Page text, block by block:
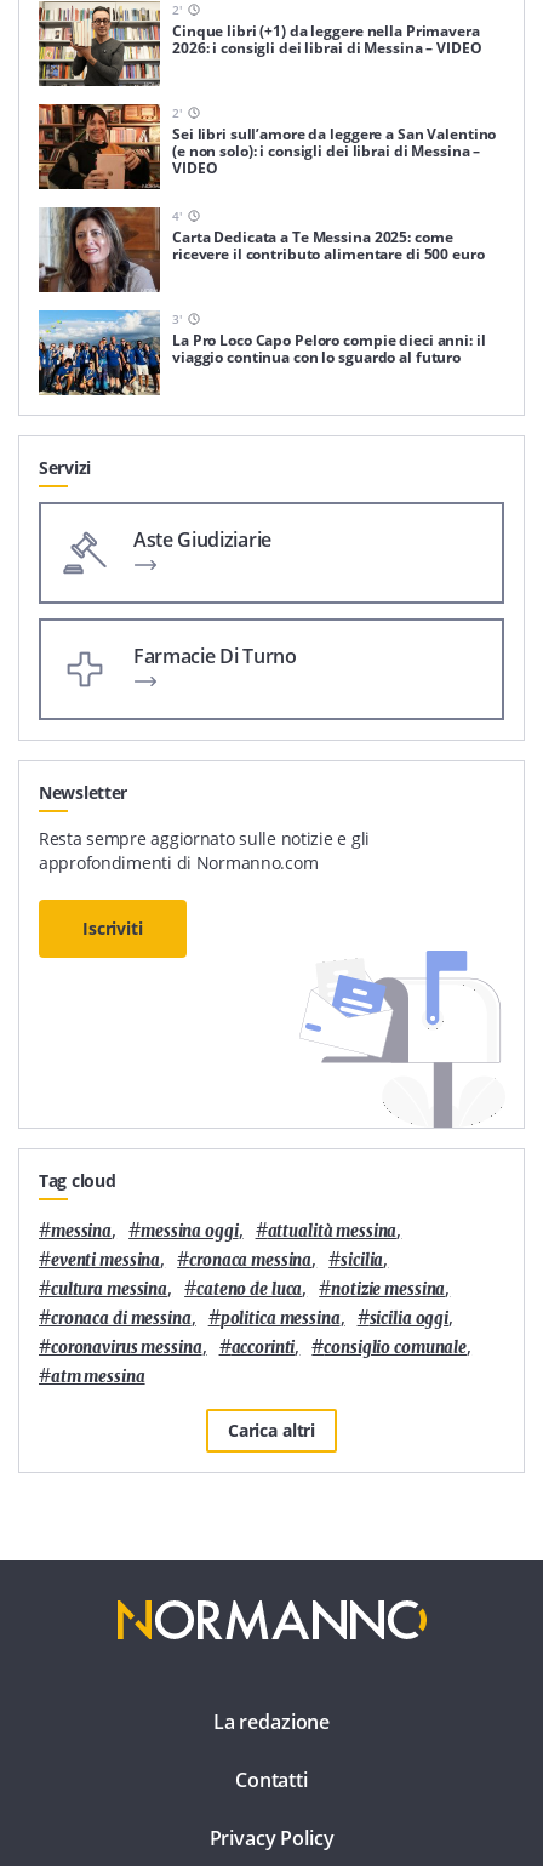
2'
Cinque libri (+1) da leggere nella Primavera
2026: i consigli dei librai di Messina – VIDEO
2'
Sei libri sull’amore da leggere a San Valentino
(e non solo): i consigli dei librai di Messina –
VIDEO
4'
Carta Dedicata a Te Messina 2025: come
ricevere il contributo alimentare di 500 euro
3'
La Pro Loco Capo Peloro compie dieci anni: il
viaggio continua con lo sguardo al futuro
Servizi
Aste Giudiziarie
Farmacie Di Turno
Newsletter
Resta sempre aggiornato sulle notizie e gli
approfondimenti di Normanno.com
Iscriviti
Tag cloud
#messina, #messina oggi, #attualità messina,
#eventi messina, #cronaca messina, #sicilia,
#cultura messina, #cateno de luca, #notizie messina,
#cronaca di messina, #politica messina, #sicilia oggi,
#coronavirus messina, #accorinti, #consiglio comunale,
#atm messina
Carica altri
La redazione
Contatti
Privacy Policy